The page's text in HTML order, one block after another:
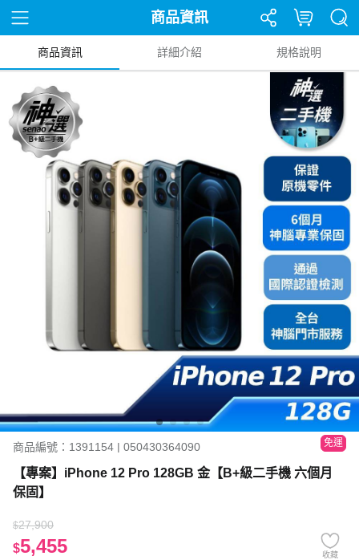
商品資訊
商品資訊 詳細介紹 規格說明
商品編號：1391154 | 050430364090 免運
【專案】iPhone 12 Pro 128GB 金【B+級二手機 六個月
保固】
$27,900
$5,455 收藏